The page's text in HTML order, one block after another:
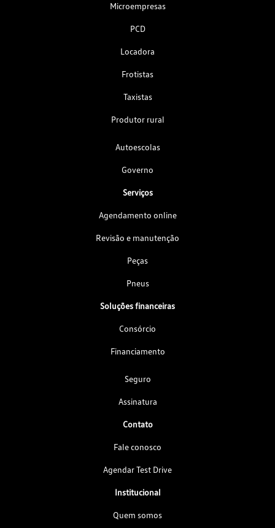
Microempresas
PCD
Locadora
Frotistas
Taxistas
Produtor rural
Autoescolas
Governo
Serviços
Agendamento online
Revisão e manutenção
Peças
Pneus
Soluções financeiras
Consórcio
Financiamento
Seguro
Assinatura
Contato
Fale conosco
Agendar Test Drive
Institucional
Quem somos